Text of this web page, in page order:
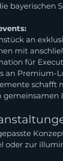
an
mit
für
an Premium-
schafft
oder zur